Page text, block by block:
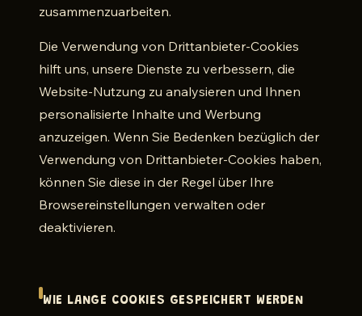
zusammenzuarbeiten.
Die Verwendung von Drittanbieter-Cookies
hilft uns, unsere Dienste zu verbessern, die
Website-Nutzung zu analysieren und Ihnen
personalisierte Inhalte und Werbung
anzuzeigen. Wenn Sie Bedenken bezüglich der
Verwendung von Drittanbieter-Cookies haben,
können Sie diese in der Regel über Ihre
Browsereinstellungen verwalten oder
deaktivieren.
WIE LANGE COOKIES GESPEICHERT WERDEN